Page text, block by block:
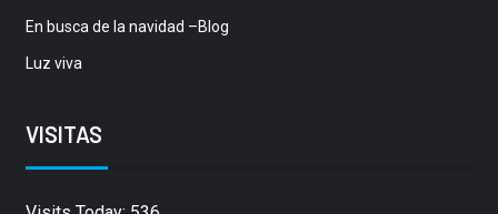
En busca de la navidad –Blog
Luz viva
VISITAS